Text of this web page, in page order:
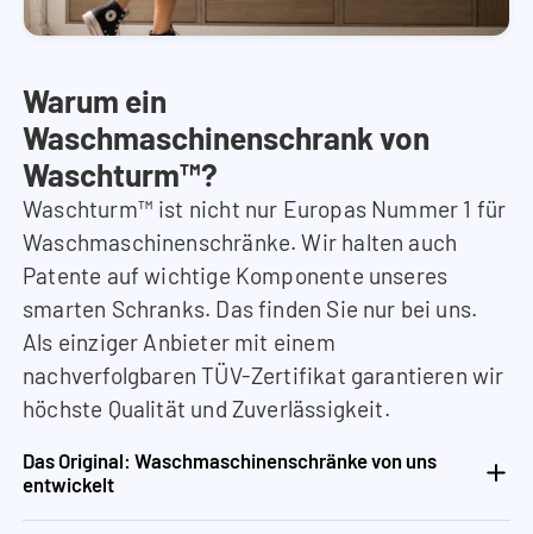
Warum ein
Waschmaschinenschrank von
Waschturm™?
Waschturm™ ist nicht nur Europas Nummer 1 für
Waschmaschinenschränke. Wir halten auch
Patente auf wichtige Komponente unseres
smarten Schranks. Das finden Sie nur bei uns.
Als einziger Anbieter mit einem
nachverfolgbaren TÜV-Zertifikat garantieren wir
höchste Qualität und Zuverlässigkeit.
Das Original: Waschmaschinenschränke von uns
entwickelt